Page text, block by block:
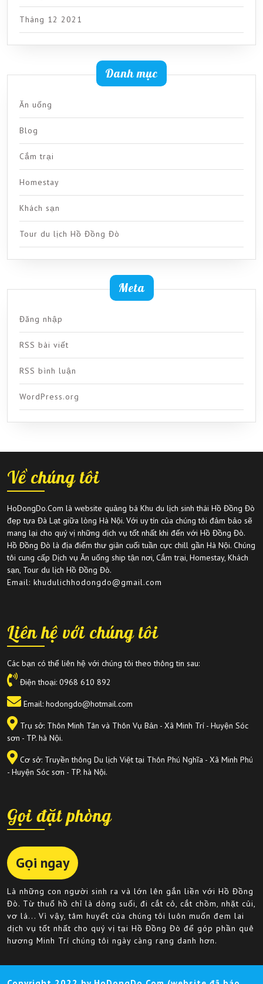
Tháng 12 2021
Danh mục
Ăn uống
Blog
Cắm trại
Homestay
Khách sạn
Tour du lịch Hồ Đồng Đò
Meta
Đăng nhập
RSS bài viết
RSS bình luận
WordPress.org
Về chúng tôi
HoDongDo.Com là website quảng bá Khu du lịch sinh thái Hồ Đồng Đò
đẹp tựa Đà Lạt giữa lòng Hà Nội. Với uy tín của chúng tôi đảm bảo sẽ
mang lại cho quý vị những dịch vụ tốt nhất khi đến với Hồ Đồng Đò.
Hồ Đồng Đò là địa điểm thư giãn cuối tuần cực chill gần Hà Nội. Chúng
tôi cung cấp Dịch vụ Ăn uống ship tận nơi, Cắm trại, Homestay, Khách
sạn, Tour du lịch Hồ Đồng Đò.
Email: khudulichhodongdo@gmail.com
Liên hệ với chúng tôi
Các bạn có thể liên hệ với chúng tôi theo thông tin sau:
Điện thoại: 0968 610 892
Email: hodongdo@hotmail.com
Trụ sở: Thôn Minh Tân và Thôn Vụ Bản - Xã Minh Trí - Huyện Sóc
sơn - TP. hà Nội.
Cơ sở: Truyền thông Du lịch Việt tại Thôn Phú Nghĩa - Xã Minh Phú
- Huyện Sóc sơn - TP. hà Nội.
Gọi đặt phòng
Gọi ngay
Là những con người sinh ra và lớn lên gắn liền với Hồ Đồng
Đò. Từ thuổ hồ chỉ là dòng suối, đi cắt cỏ, cắt chồm, nhặt củi,
vơ lá... Vì vậy, tâm huyết của chúng tôi luôn muốn đem lai
dịch vụ tốt nhất cho quý vị tại Hồ Đồng Đò để góp phần quê
hương Minh Trí chúng tôi ngày càng rạng danh hơn.